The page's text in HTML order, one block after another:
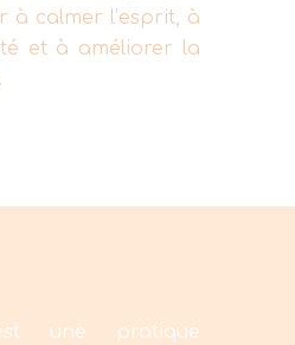
une pratique
à calmer l’esprit, à
et à améliorer la